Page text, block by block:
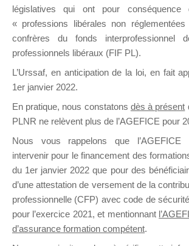
DE
Groupe
il y a 6
Ce groupe est destiné aux
formation. Il accueille également les
législatives qui ont pour conséquence
« professions libérales non
confrères du fonds interprofessionnel
professionnels libéraux (FIF PL).
L’Urssaf, en anticipation de la loi, en fait
1er janvier 2022.
En pratique, nous constatons dès à présent
PLNR ne relèvent plus de l’AGEFICE pour
Nous vous rappelons que l’AGEFICE
intervenir pour le financement des
du 1er janvier 2022 que pour des
d’une attestation de versement de la
professionnelle (CFP) avec code de
pour l’exercice 2021, et mentionnant
d’assurance formation compétent.